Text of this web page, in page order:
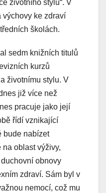
životního stylu“. V
výchovy ke zdraví
školách.
sedm knižních titulů
kurzů
životnímu stylu. V
již více než
pracuje jako její
řídí vznikající
bude nabízet
oblast výživy,
obnovy
zdraví. Sám byl v
nemocí, což mu